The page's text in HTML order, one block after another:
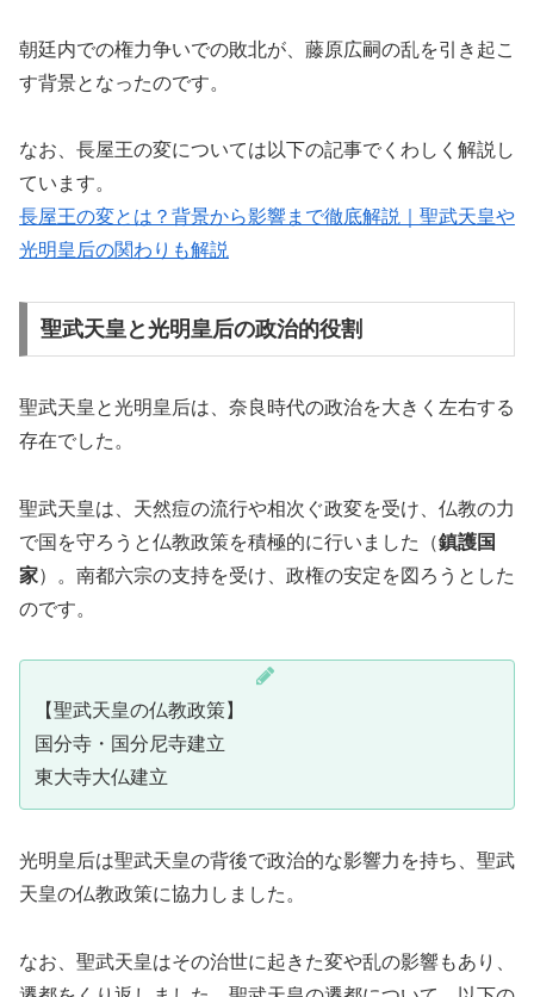
朝廷内での権力争いでの敗北が、藤原広嗣の乱を引き起こ
す背景となったのです。
なお、長屋王の変については以下の記事でくわしく解説し
ています。
長屋王の変とは？背景から影響まで徹底解説｜聖武天皇や
光明皇后の関わりも解説
聖武天皇と光明皇后の政治的役割
聖武天皇と光明皇后は、奈良時代の政治を大きく左右する
存在でした。
聖武天皇は、天然痘の流行や相次ぐ政変を受け、仏教の力
で国を守ろうと仏教政策を積極的に行いました（鎮護国
家）。南都六宗の支持を受け、政権の安定を図ろうとした
のです。
【聖武天皇の仏教政策】
国分寺・国分尼寺建立
東大寺大仏建立
光明皇后は聖武天皇の背後で政治的な影響力を持ち、聖武
天皇の仏教政策に協力しました。
なお、聖武天皇はその治世に起きた変や乱の影響もあり、